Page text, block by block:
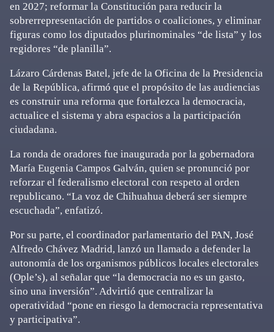
en 2027; reformar la Constitución para reducir la
sobrerrepresentación de partidos o coaliciones, y eliminar
figuras como los diputados plurinominales “de lista” y los
regidores “de planilla”.
Lázaro Cárdenas Batel, jefe de la Oficina de la Presidencia
de la República, afirmó que el propósito de las audiencias
es construir una reforma que fortalezca la democracia,
actualice el sistema y abra espacios a la participación
ciudadana.
La ronda de oradores fue inaugurada por la gobernadora
María Eugenia Campos Galván, quien se pronunció por
reforzar el federalismo electoral con respeto al orden
republicano. “La voz de Chihuahua deberá ser siempre
escuchada”, enfatizó.
Por su parte, el coordinador parlamentario del PAN, José
Alfredo Chávez Madrid, lanzó un llamado a defender la
autonomía de los organismos públicos locales electorales
(Ople’s), al señalar que “la democracia no es un gasto,
sino una inversión”. Advirtió que centralizar la
operatividad “pone en riesgo la democracia representativa
y participativa”.